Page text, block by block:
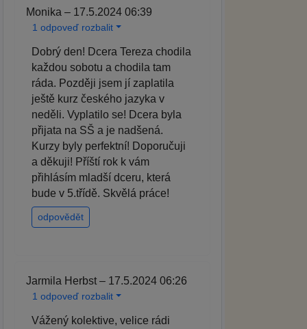
Monika – 17.5.2024 06:39
1 odpoveď rozbalit
Dobrý den! Dcera Tereza chodila
každou sobotu a chodila tam
ráda. Později jsem jí zaplatila
ještě kurz českého jazyka v
neděli. Vyplatilo se! Dcera byla
přijata na SŠ a je nadšená.
Kurzy byly perfektní! Doporučuji
a děkuji! Příští rok k vám
přihlásím mladší dceru, která
bude v 5.třídě. Skvělá práce!
odpovědět
Jarmila Herbst – 17.5.2024 06:26
1 odpoveď rozbalit
Vážený kolektive, velice rádi